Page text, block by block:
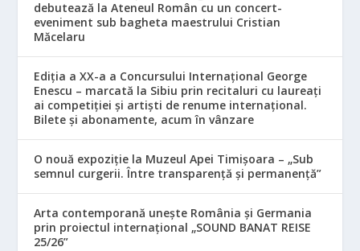
debutează la Ateneul Român cu un concert-
eveniment sub bagheta maestrului Cristian
Măcelaru
Ediția a XX-a a Concursului Internațional George
Enescu – marcată la Sibiu prin recitaluri cu laureați
ai competiției și artiști de renume internațional.
Bilete și abonamente, acum în vânzare
O nouă expoziție la Muzeul Apei Timișoara – „Sub
semnul curgerii. Între transparență și permanență”
Arta contemporană unește România și Germania
prin proiectul internațional „SOUND BANAT REISE
25/26”